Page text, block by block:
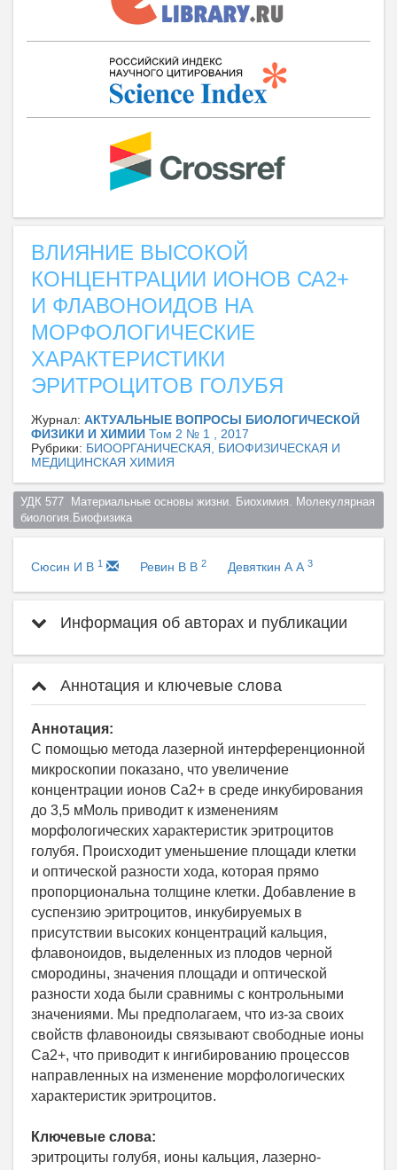
ВЛИЯНИЕ ВЫСОКОЙ
КОНЦЕНТРАЦИИ ИОНОВ СА2+
И ФЛАВОНОИДОВ НА
МОРФОЛОГИЧЕСКИЕ
ХАРАКТЕРИСТИКИ
ЭРИТРОЦИТОВ ГОЛУБЯ
Журнал: АКТУАЛЬНЫЕ ВОПРОСЫ БИОЛОГИЧЕСКОЙ
ФИЗИКИ И ХИМИИ Том 2 № 1 , 2017
Рубрики: БИООРГАНИЧЕСКАЯ, БИОФИЗИЧЕСКАЯ И
МЕДИЦИНСКАЯ ХИМИЯ
УДК 577  Материальные основы жизни. Биохимия. Молекулярная
биология.Биофизика
Сюсин И В 1 Ревин В В 2 Девяткин А А 3
Информация об авторах и публикации
Аннотация и ключевые слова
Аннотация:
С помощью метода лазерной интерференционной
микроскопии показано, что увеличение
концентрации ионов Са2+ в среде инкубирования
до 3,5 мМоль приводит к изменениям
морфологических характеристик эритроцитов
голубя. Происходит уменьшение площади клетки
и оптической разности хода, которая прямо
пропорциональна толщине клетки. Добавление в
суспензию эритроцитов, инкубируемых в
присутствии высоких концентраций кальция,
флавоноидов, выделенных из плодов черной
смородины, значения площади и оптической
разности хода были сравнимы с контрольными
значениями. Мы предполагаем, что из-за своих
свойств флавоноиды связывают свободные ионы
Са2+, что приводит к ингибированию процессов
направленных на изменение морфологических
характеристик эритроцитов.
Ключевые слова:
эритроциты голубя, ионы кальция, лазерно-